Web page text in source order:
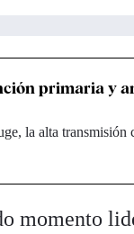
primaria y
la alta transmisión
momento